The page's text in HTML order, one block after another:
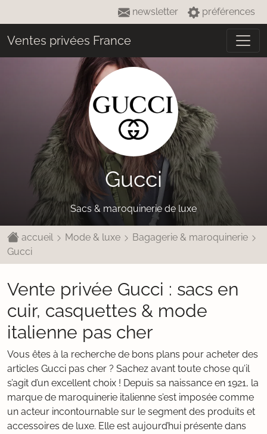
newsletter préférences
Ventes privées France
Gucci
Sacs & maroquinerie de luxe
accueil Mode & luxe
Bagagerie & maroquinerie
Gucci
Vente privée Gucci : sacs en
cuir, casquettes & mode
italienne pas cher
Vous êtes à la recherche de bons plans pour acheter des
articles Gucci pas cher ? Sachez avant toute chose qu’il
s’agit d’un excellent choix ! Depuis sa naissance en 1921, la
marque de maroquinerie italienne s’est imposée comme
un acteur incontournable sur le segment des produits et
accessoires de luxe. Elle est aujourd’hui présente dans